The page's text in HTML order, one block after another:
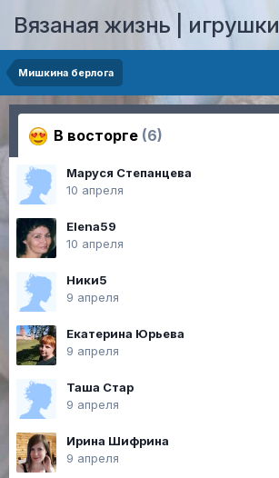
Вязаная жизнь | игрушки
Мишкина берлога
В восторге (6)
Маруся Степанцева
10 апреля
Elena59
10 апреля
Ники5
9 апреля
Екатерина Юрьева
9 апреля
Таша Стар
9 апреля
Ирина Шифрина
9 апреля